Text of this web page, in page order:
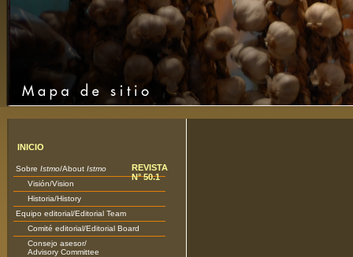
INICIO
Sobre Istmo/About Istmo
Visión/Vision
Historia/History
Equipo editorial/Editorial Team
Comité editorial/Editorial Board
Consejo asesor/
Advisory Committee
REVISTA
N° 50.1